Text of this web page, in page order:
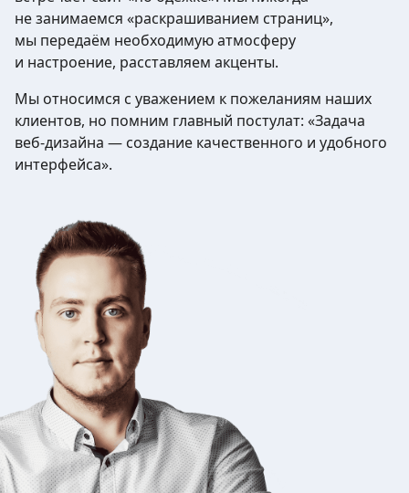
не занимаемся «раскрашиванием страниц»,
мы передаём необходимую атмосферу
и настроение, расставляем акценты.
Мы относимся с уважением к пожеланиям наших
клиентов, но помним главный постулат: «Задача
веб-дизайна — создание качественного и удобного
интерфейса».